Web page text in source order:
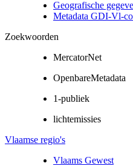
Geografische
Metadata GDI-Vl-
Zoekwoorden
MercatorNet
OpenbareMetadata
1-publiek
lichtemissies
Vlaamse regio's
Vlaams Gewest